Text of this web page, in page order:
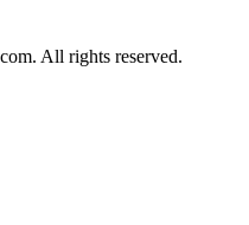
All rights reserved.